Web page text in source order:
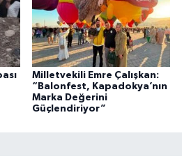
Milletvekili Emre Çalışkan:
“Balonfest, Kapadokya’nın
Marka Değerini
Güçlendiriyor”